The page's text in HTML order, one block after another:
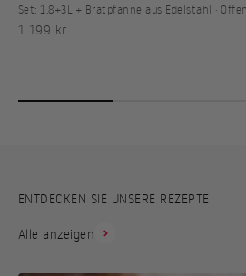
Set: 1.8+3L + Bratpfanne aus Edelstahl ·
Angebot
1 199 kr
ENTDECKEN SIE UNSERE REZEPTE
Alle anzeigen